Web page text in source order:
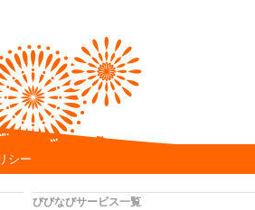
シー
びびなびサービス一覧